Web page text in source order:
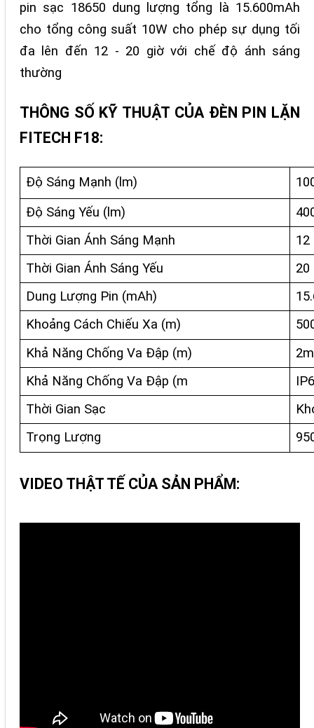
pin sạc 18650 dung lượng tổng là 15.600mAh
cho tổng công suất 10W cho phép sự dụng tối
đa lên đến 12 - 20 giờ với chế độ ánh sáng
thường
THÔNG SỐ KỸ THUẬT CỦA ĐÈN PIN LẶN
FITECH F18:
Độ Sáng Mạnh (lm)
Độ Sáng Yếu (lm)
Thời Gian Ánh Sáng Mạnh
12
Thời Gian Ánh Sáng Yếu
20
Dung Lượng Pin (mAh)
Khoảng Cách Chiếu Xa (m)
Khả Năng Chống Va Đập (m)
2m
Khả Năng Chống Va Đập (m
Thời Gian Sạc
Trọng Lượng
VIDEO THẬT TẾ CỦA SẢN PHẨM: